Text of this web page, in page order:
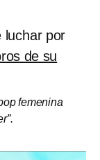
luchar por
de su
femenina